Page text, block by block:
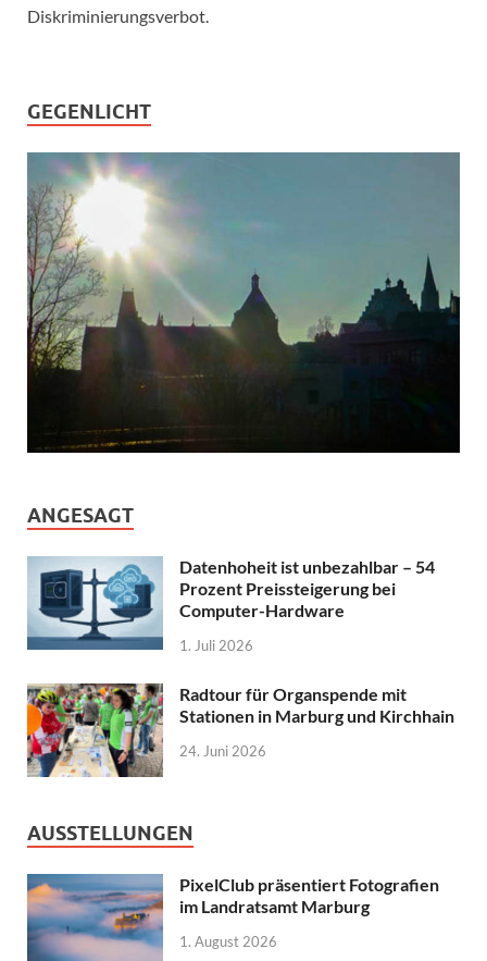
Diskriminierungsverbot.
GEGENLICHT
ANGESAGT
Datenhoheit ist unbezahlbar – 54
Prozent Preissteigerung bei
Computer-Hardware
1. Juli 2026
Radtour für Organspende mit
Stationen in Marburg und Kirchhain
24. Juni 2026
AUSSTELLUNGEN
PixelClub präsentiert Fotografien
im Landratsamt Marburg
1. August 2026